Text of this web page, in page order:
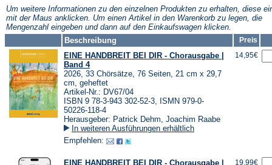
Tab)
Tab)
Tab)
Um weitere Informationen zu den einzelnen Produkten zu erhalten, diese
mit der Maus anklicken. Um einen Artikel in den Warenkorb zu legen, die
Mengenzahl eingeben und dann auf den Einkaufswagen klicken.
Beschreibung
Preis
EINE HANDBREIT BEI DIR - Chorausgabe |
Band 4
2026, 33 Chörsätze, 76 Seiten, 21 cm x 29,7
cm, geheftet
Artikel-Nr.: DV67/04
ISBN 9 78-3-943 302-52-3, ISMN 979-0-
50226-118-4
Herausgeber: Patrick Dehm, Joachim Raabe
In weiteren Ausführungen erhältlich
Empfehlen:
14,95€
EINE HANDBREIT BEI DIR - Chorausgabe |
19,99€